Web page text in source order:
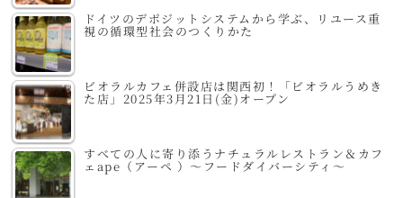
ドイツのデポジットシステムから学ぶ、リユース重
視の循環型社会のつくりかた
ビオラルカフェ併設店は関西初！「ビオラルうめき
た店」2025年3月21日(金)オープン
すべての人に寄り添うナチュラルレストラン＆カフ
ェape（アーペ ）～フードダイバーシティ～